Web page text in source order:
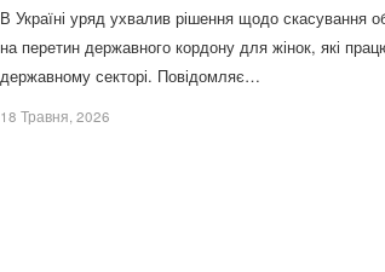
В Україні уряд ухвалив рішення щодо скасування
на перетин державного кордону для жінок, які
державному секторі. Повідомляє…
18 Травня, 2026